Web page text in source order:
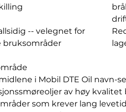
-- velegnet for
bruksområder
i Mobil DTE Oil navn-
av høy
som krever lang